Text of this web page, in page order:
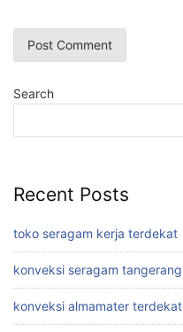
Search
Recent Posts
toko seragam kerja terdekat
konveksi seragam tangerang
konveksi almamater terdekat